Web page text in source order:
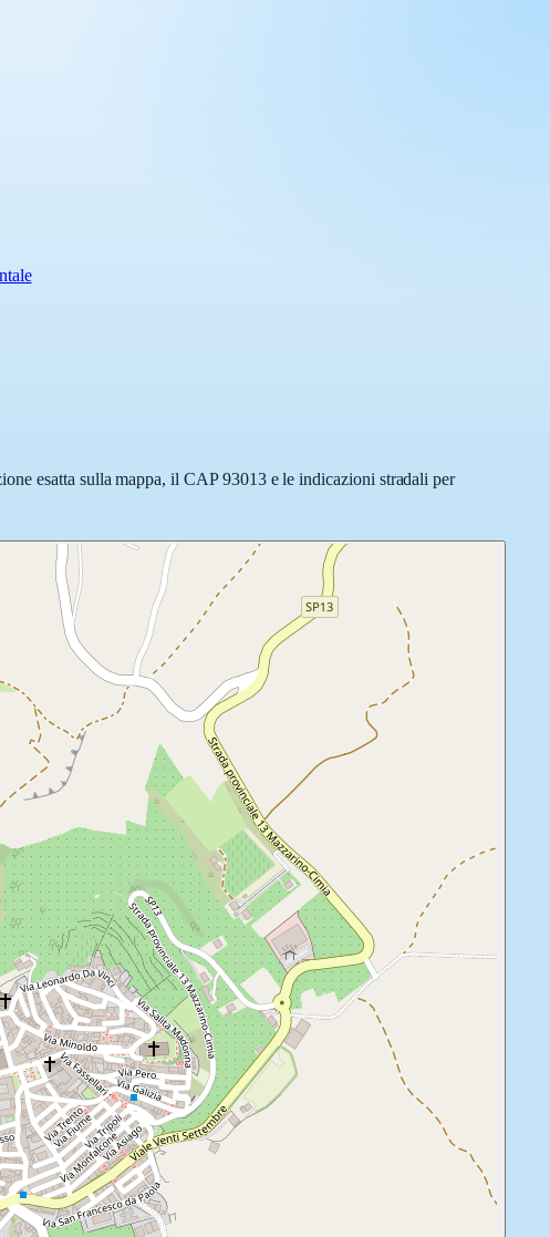
esatta sulla mappa, il CAP 93013 e le indicazioni stradali per